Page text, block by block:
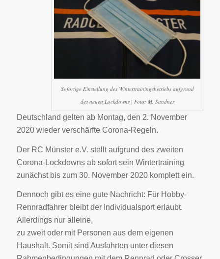
Sofortige Einstellung des Wintertrainingsbetriebs aufgrund
des neuen Lockdowns | Foto: M. Sandner
Deutschland gelten ab Montag, den 2. November
2020 wieder verschärfte Corona-Regeln.
Der RC Münster e.V. stellt aufgrund des zweiten
Corona-Lockdowns ab sofort sein Wintertraining
zunächst bis zum 30. November 2020 komplett ein.
Dennoch gibt es eine gute Nachricht: Für Hobby-
Rennradfahrer bleibt der Individualsport erlaubt.
Allerdings nur alleine,
zu zweit oder mit Personen aus dem eigenen
Haushalt. Somit sind Ausfahrten unter diesen